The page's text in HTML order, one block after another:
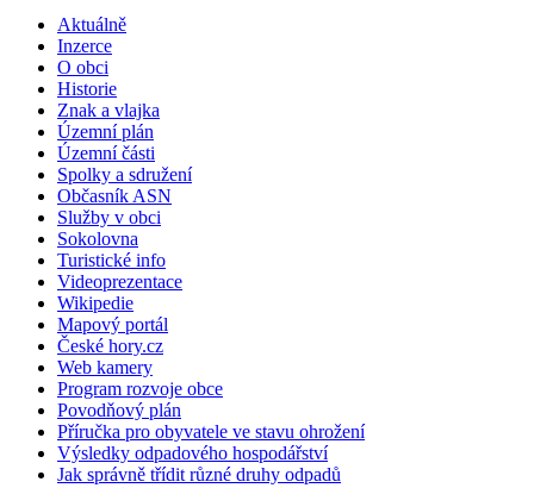
Aktuálně
Inzerce
O obci
Historie
Znak a vlajka
Územní plán
Územní části
Spolky a sdružení
Občasník ASN
Služby v obci
Sokolovna
Turistické info
Videoprezentace
Wikipedie
Mapový portál
České hory.cz
Web kamery
Program rozvoje obce
Povodňový plán
Příručka pro obyvatele ve stavu ohrožení
Výsledky odpadového hospodářství
Jak správně třídit různé druhy odpadů